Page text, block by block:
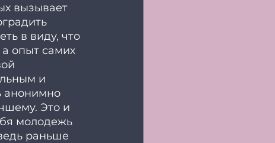
вызывает
в виду, что
опыт самих
и
анонимно
Это и
молодежь
раньше